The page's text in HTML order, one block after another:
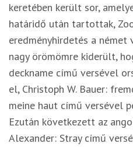
keretében került sor,
határidő után tartottak,
eredményhirdetés a
nagy örömömre kiderült,
deckname című versével
el, Christoph W. Bauer:
meine haut című versével
Ezután következett az
Alexander: Stray című